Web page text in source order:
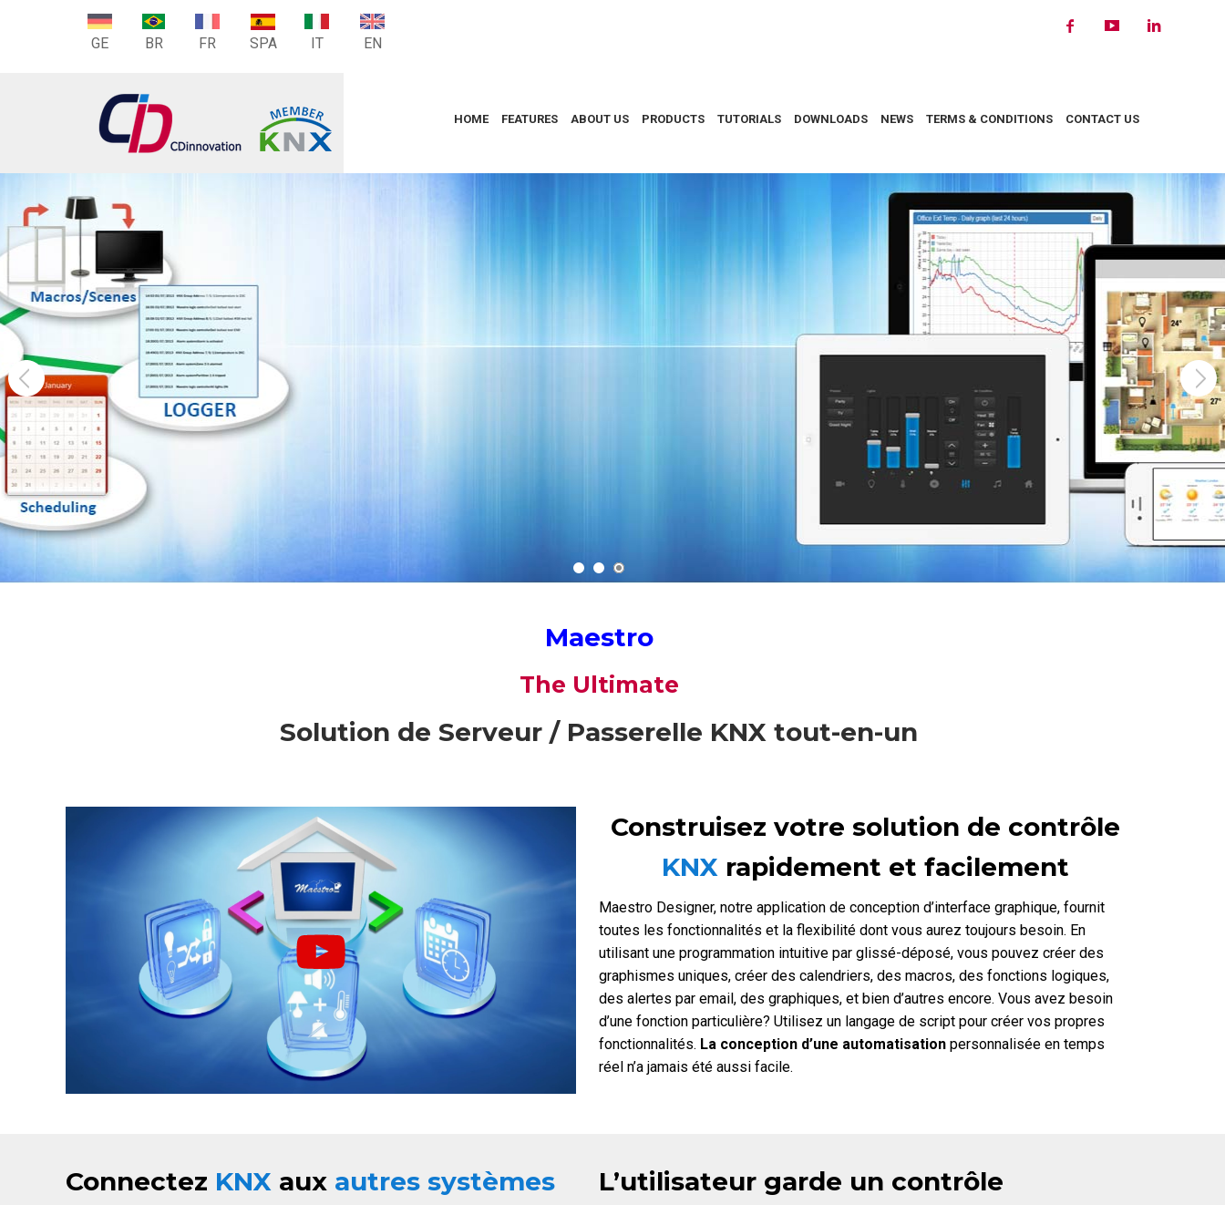
GE BR FR SPA IT EN
HOME FEATURES ABOUT US PRODUCTS TUTORIALS DOWNLOADS NEWS TERMS & CONDITIONS CONTACT US
KNX Server User Interface
Maestro
The Ultimate
Solution de Serveur / Passerelle KNX tout-en-un
Construisez votre solution de contrôle
KNX rapidement et facilement
Maestro Designer, notre application de conception d’interface graphique, fournit
toutes les fonctionnalités et la flexibilité dont vous aurez toujours besoin. En
utilisant une programmation intuitive par glissé-déposé, vous pouvez créer des
graphismes uniques, créer des calendriers, des macros, des fonctions logiques,
des alertes par email, des graphiques, et bien d’autres encore. Vous avez besoin
d’une fonction particulière? Utilisez un langage de script pour créer vos propres
fonctionnalités. La conception d’une automatisation personnalisée en temps
réel n’a jamais été aussi facile.
Connectez KNX aux autres systèmes
L’utilisateur garde un contrôle